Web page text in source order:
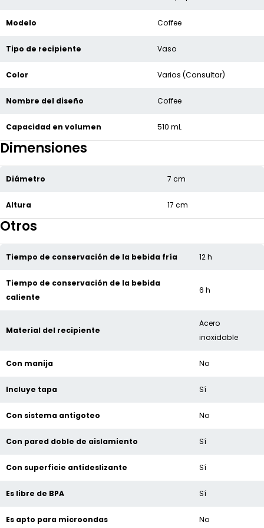
Modelo Coffee
Tipo de recipiente Vaso
Color Varios (Consultar)
Nombre del diseño Coffee
Capacidad en volumen 510 mL
Dimensiones
Diámetro 7 cm
Altura 17 cm
Otros
Tiempo de conservación de la bebida fría 12 h
Tiempo de conservación de la bebida
caliente
6 h
Material del recipiente
Acero
inoxidable
Con manija No
Incluye tapa Sí
Con sistema antigoteo No
Con pared doble de aislamiento Sí
Con superficie antideslizante Sí
Es libre de BPA Sí
Es apto para microondas No